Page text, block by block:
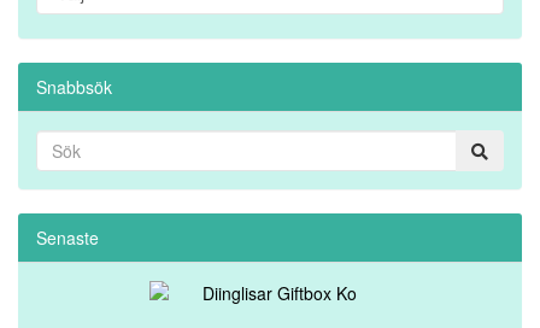
Snabbsök
Senaste